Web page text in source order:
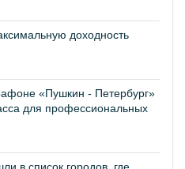
доходность
«Пушкин - Петербург»
для профессиональных